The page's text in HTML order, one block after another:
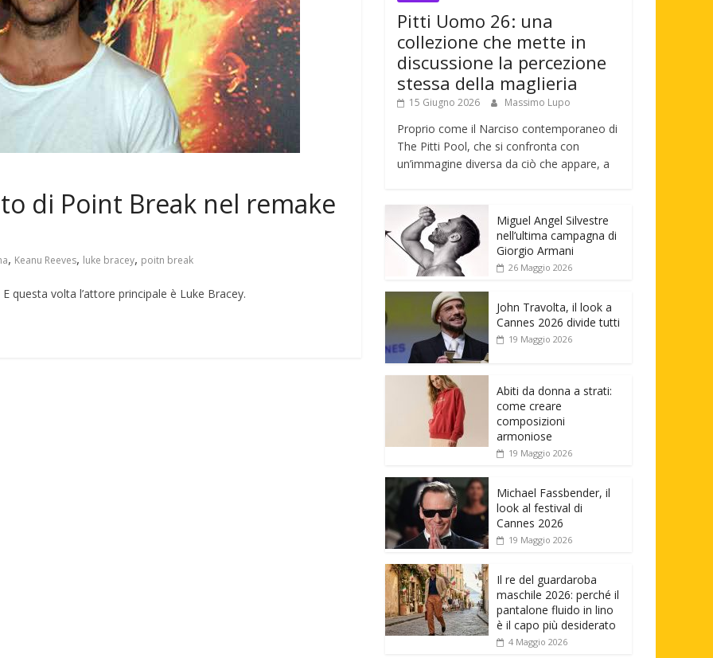
di Point Break nel remake
, Keanu Reeves, luke bracey, poitn break
questa volta l’attore principale è Luke Bracey.
Pitti Uomo 26: una
collezione che mette in
discussione la percezione
stessa della maglieria
15 Giugno 2026 Massimo Lupo
Proprio come il Narciso contemporaneo di
The Pitti Pool, che si confronta con
un’immagine diversa da ciò che appare, a
Miguel Angel Silvestre
nell’ultima campagna di
Giorgio Armani
26 Maggio 2026
John Travolta, il look a
Cannes 2026 divide tutti
19 Maggio 2026
Abiti da donna a strati:
come creare
composizioni
armoniose
19 Maggio 2026
Michael Fassbender, il
look al festival di
Cannes 2026
19 Maggio 2026
Il re del guardaroba
maschile 2026: perché il
pantalone fluido in lino
è il capo più desiderato
4 Maggio 2026